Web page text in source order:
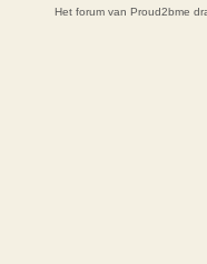
Het forum van Proud2bme